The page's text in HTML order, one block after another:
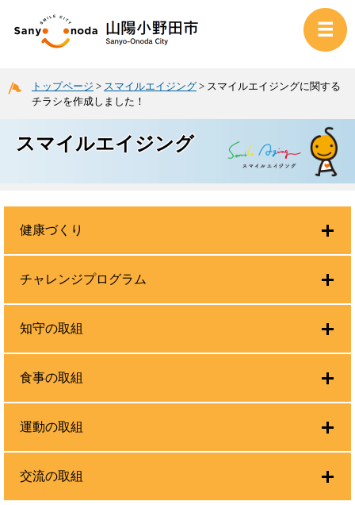
トップページ > スマイルエイジング > スマイルエイジングに関する
チラシを作成しました！
スマイルエイジング
健康づくり
チャレンジプログラム
知守の取組
食事の取組
運動の取組
交流の取組